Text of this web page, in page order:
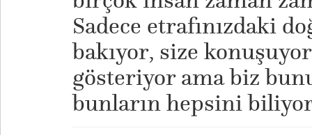
Sadece etrafınızdaki
bakıyor, size
gösteriyor ama biz
bunların hepsini